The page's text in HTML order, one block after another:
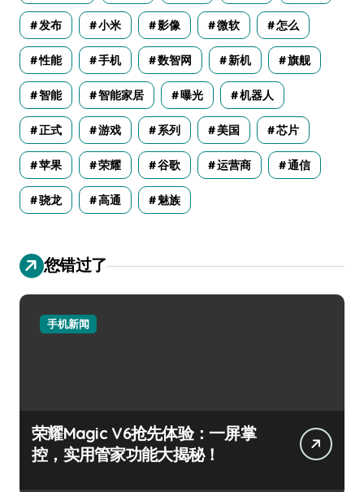
发布 小米 影像 微软 怎么
性能 手机 数智网 新机 旗舰
智能 智能家居 曝光 机器人
正式 游戏 系列 美国 芯片
苹果 荣耀 谷歌 运营商 通信
骁龙 高通 魅族
您错过了
手机新闻
荣耀Magic V6抢先体验：一屏掌
控，实用管家功能大揭秘！